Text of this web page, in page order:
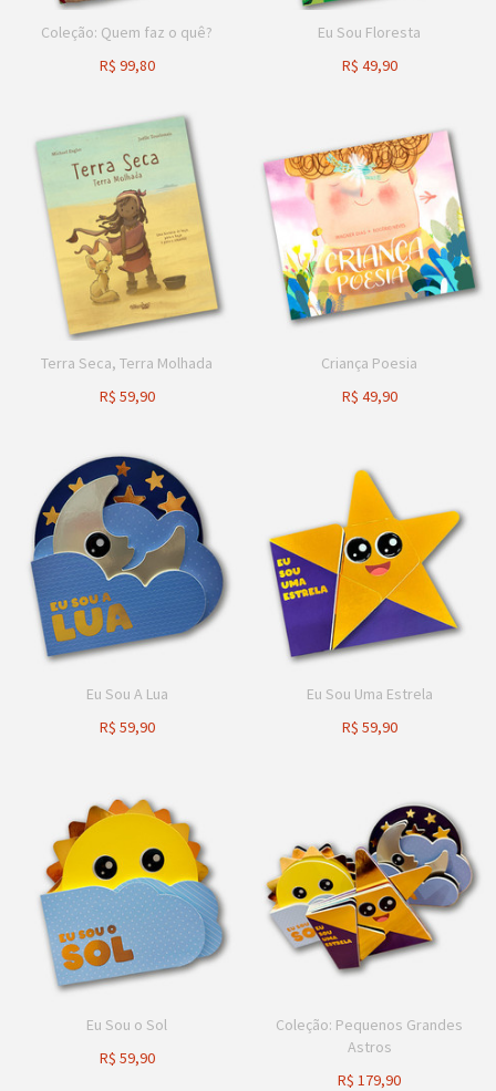
Coleção: Quem faz o quê?
R$ 99,80
Eu Sou Floresta
R$ 49,90
Terra Seca, Terra Molhada
R$ 59,90
Criança Poesia
R$ 49,90
Eu Sou A Lua
R$ 59,90
Eu Sou Uma Estrela
R$ 59,90
Eu Sou o Sol
R$ 59,90
Coleção: Pequenos Grandes
Astros
R$ 179,90